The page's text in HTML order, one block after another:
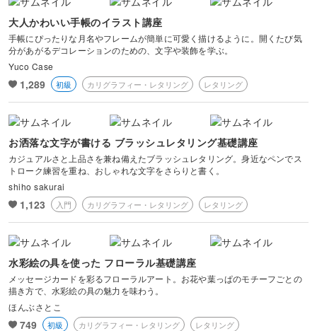
ポートレート
大人かわいい手帳のイラスト講座
手帳にぴったりな月名やフレームが簡単に可愛く描けるように。開くたび気
分があがるデコレーションのための、文字や装飾を学ぶ。
Yuco Case
1,289 初級 カリグラフィー・レタリング レタリング
お洒落な文字が書ける ブラッシュレタリング基礎講座
カジュアルさと上品さを兼ね備えたブラッシュレタリング。身近なペンでス
トローク練習を重ね、おしゃれな文字をさらりと書く。
shiho sakurai
1,123 入門 カリグラフィー・レタリング レタリング
水彩絵の具を使った フローラル基礎講座
メッセージカードを彩るフローラルアート。お花や葉っぱのモチーフごとの
描き方で、水彩絵の具の魅力を味わう。
ほんぶさとこ
749 初級 カリグラフィー・レタリング レタリング